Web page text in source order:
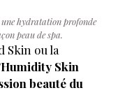
hydratation profonde
peau de spa.
Skin ou la
Skin
beauté du